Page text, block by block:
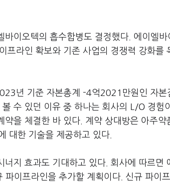
바이오텍의 흡수합병도 결정했다. 에이엘
프라인 확보와 기존 사업의 경쟁력 강화
년 기준 자본총계 -4억2021만원인 자본
볼 수 있던 이유 중 하나는 회사의 L/O 경
을 체결한 바 있다. 계약 상대방은 아주
대한 기술을 제공하고 있다.
너지 효과도 기대하고 있다. 회사에 따르면
파이프라인을 추가할 계획이다. 신규 파이